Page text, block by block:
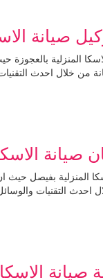
فى مركز صيانة اجهزة الاسكا
احدث التقنيات
مركز صيانة اجهزة الاسكا
التقنيات والوسائل